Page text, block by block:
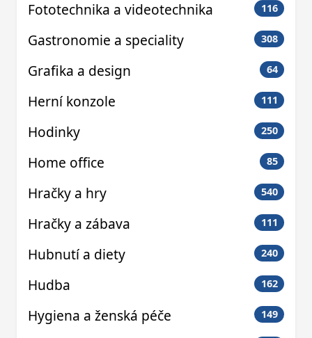
Fototechnika a videotechnika 116
Gastronomie a speciality 308
Grafika a design 64
Herní konzole 111
Hodinky 250
Home office 85
Hračky a hry 540
Hračky a zábava 111
Hubnutí a diety 240
Hudba 162
Hygiena a ženská péče 149